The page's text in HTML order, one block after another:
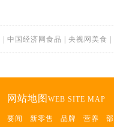
中国经济网食品 央视网美食
网站地图 WEB SITE MAP
要闻 新零售 品牌 营养